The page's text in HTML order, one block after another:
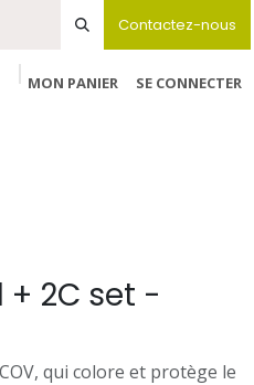
Contactez-nous
MON PANIER
SE CONNECTER
2C set -
qui colore et protège le